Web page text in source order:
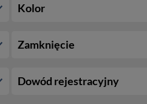
Kolor
Zamknięcie
Dowód rejestracyjny